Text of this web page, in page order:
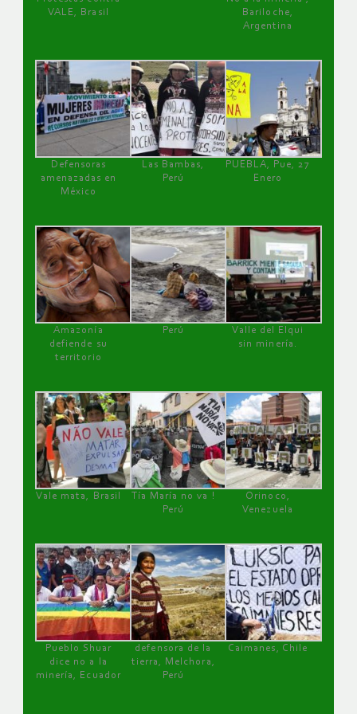
VALE, Brasil
Bariloche,
Argentina
Defensoras
amenazadas en
México
Las Bambas,
Perú
PUEBLA, Pue, 27
Enero
Amazonía
defiende su
territorio
Perú
Valle del Elqui
sin minería.
Vale mata, Brasil
Tía María no va !
Perú
Orinoco,
Venezuela
Pueblo Shuar
dice no a la
minería, Ecuador
defensora de la
tierra, Melchora,
Perú
Caimanes, Chile